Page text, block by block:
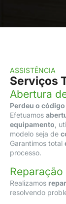
ASSISTÊNCIA
Serviços
Abertura
Perdeu o
Efetuamos
equipamento ,
modelo seja de
Garantimos total
processo.
Realizamos
resolvendo